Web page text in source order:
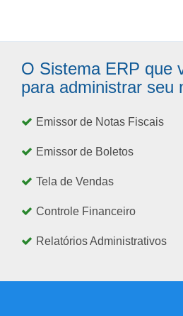
O Sistema ERP que
para administrar seu
Emissor de Notas Fiscais
Emissor de Boletos
Tela de Vendas
Controle Financeiro
Relatórios Administrativos